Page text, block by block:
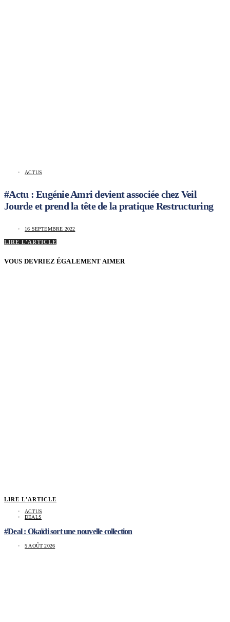
ACTUS
#Actu : Eugénie Amri devient associée chez Veil
Jourde et prend la tête de la pratique Restructuring
16 SEPTEMBRE 2022
LIRE L'ARTICLE
VOUS DEVRIEZ ÉGALEMENT AIMER
LIRE L'ARTICLE
ACTUS
DEALS
#Deal : Okaïdi sort une nouvelle collection
5 AOÛT 2026